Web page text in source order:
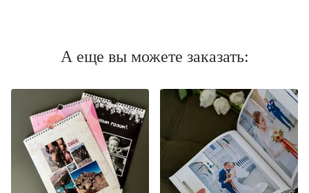
А еще вы можете заказать: